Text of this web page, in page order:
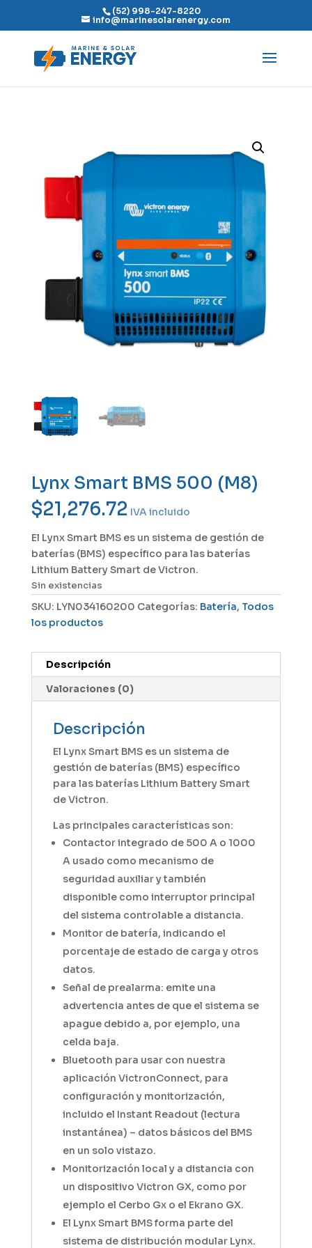
(52) 998-247-8220
info@marinesolarenergy.com
Lynx Smart BMS 500 (M8)
$21,276.72 IVA incluido
El Lynx Smart BMS es un sistema de gestión de
baterías (BMS) específico para las baterías
Lithium Battery Smart de Victron.
Sin existencias
SKU: LYN034160200 Categorías: Batería, Todos
los productos
Descripción
Valoraciones (0)
Descripción
El Lynx Smart BMS es un sistema de
gestión de baterías (BMS) específico
para las baterías Lithium Battery Smart
de Victron.
Las principales características son:
Contactor integrado de 500 A o 1000
A usado como mecanismo de
seguridad auxiliar y también
disponible como interruptor principal
del sistema controlable a distancia.
Monitor de batería, indicando el
porcentaje de estado de carga y otros
datos.
Señal de prealarma: emite una
advertencia antes de que el sistema se
apague debido a, por ejemplo, una
celda baja.
Bluetooth para usar con nuestra
aplicación VictronConnect, para
configuración y monitorización,
incluido el Instant Readout (lectura
instantánea) – datos básicos del BMS
en un solo vistazo.
Monitorización local y a distancia con
un dispositivo Victron GX, como por
ejemplo el Cerbo Gx o el Ekrano GX.
El Lynx Smart BMS forma parte del
sistema de distribución modular Lynx.